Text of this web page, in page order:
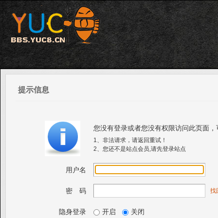
提示信息
您没有登录或者您没有权限访问此页面
1、非法请求，请返回重试！
2、您还不是站点会员,请先登录站点
用户名
密 码 找
隐身登录 开启 关闭